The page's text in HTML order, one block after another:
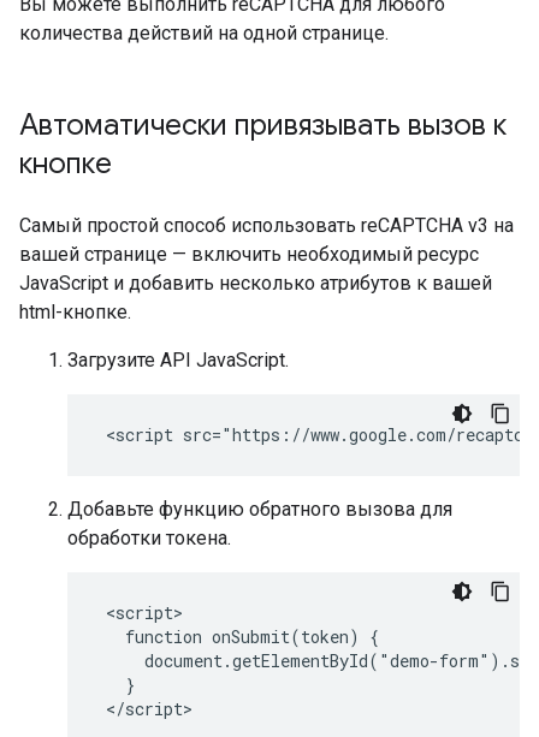
количества действий на одной странице.
Автоматически привязывать вызов к
кнопке
Самый простой способ использовать reCAPTCHA v3 на
вашей странице — включить необходимый ресурс
JavaScript и добавить несколько атрибутов к вашей
html-кнопке.
Загрузите API JavaScript.
Добавьте функцию обратного вызова для
обработки токена.
<script>
   function onSubmit(token) {
document.getElementById("demo-
   }